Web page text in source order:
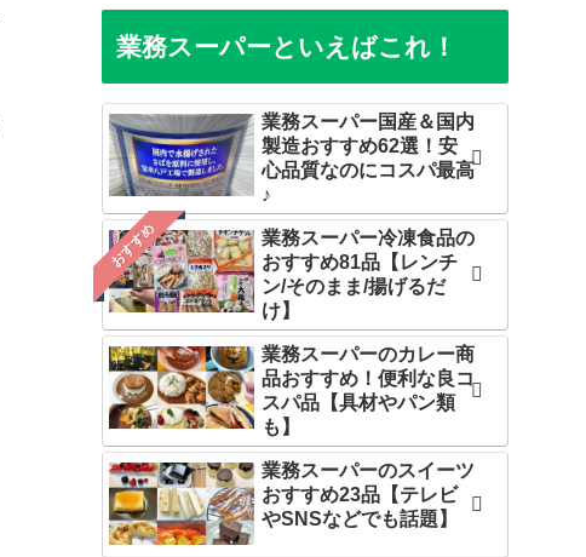
業務スーパーといえばこれ！
業務スーパー国産＆国内
製造おすすめ62選！安
心品質なのにコスパ最高
♪
おすすめ
業務スーパー冷凍食品の
おすすめ81品【レンチ
ン/そのまま/揚げるだ
け】
業務スーパーのカレー商
品おすすめ！便利な良コ
スパ品【具材やパン類
も】
業務スーパーのスイーツ
おすすめ23品【テレビ
やSNSなどでも話題】